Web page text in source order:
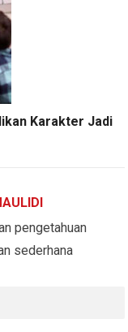
Karakter Jadi
pengetahuan
sederhana